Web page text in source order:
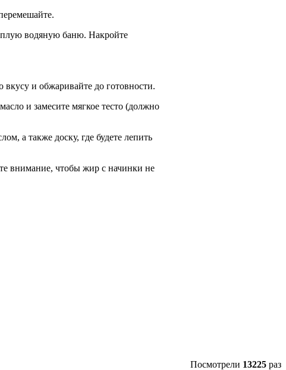
водяную баню. Накройте
и обжаривайте до готовности.
и замесите мягкое тесто (должно
а также доску, где будете лепить
внимание, чтобы жир с начинки не
Посмотрели 13225 раз